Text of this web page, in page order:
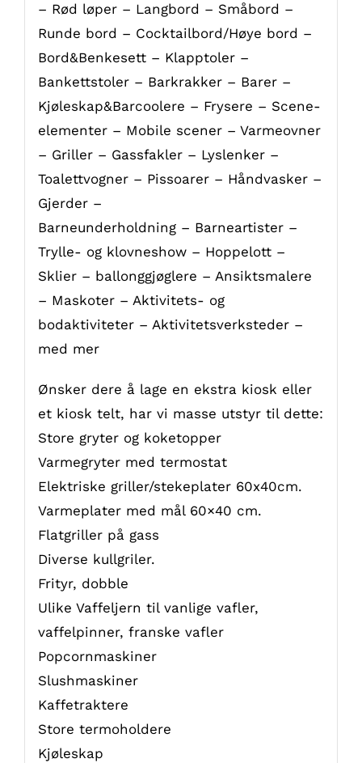
– Rød løper – Langbord – Småbord –
Runde bord – Cocktailbord/Høye bord –
Bord&Benkesett – Klapptoler –
Bankettstoler – Barkrakker – Barer –
Kjøleskap&Barcoolere – Frysere – Scene-
elementer – Mobile scener – Varmeovner
– Griller – Gassfakler – Lyslenker –
Toalettvogner – Pissoarer – Håndvasker –
Gjerder –
Barneunderholdning – Barneartister –
Trylle- og klovneshow – Hoppelott –
Sklier – ballonggjøglere – Ansiktsmalere
– Maskoter – Aktivitets- og
bodaktiviteter – Aktivitetsverksteder –
med mer
Ønsker dere å lage en ekstra kiosk eller
et kiosk telt, har vi masse utstyr til dette:
Store gryter og koketopper
Varmegryter med termostat
Elektriske griller/stekeplater 60x40cm.
Varmeplater med mål 60×40 cm.
Flatgriller på gass
Diverse kullgriler.
Frityr, dobble
Ulike Vaffeljern til vanlige vafler,
vaffelpinner, franske vafler
Popcornmaskiner
Slushmaskiner
Kaffetraktere
Store termoholdere
Kjøleskap